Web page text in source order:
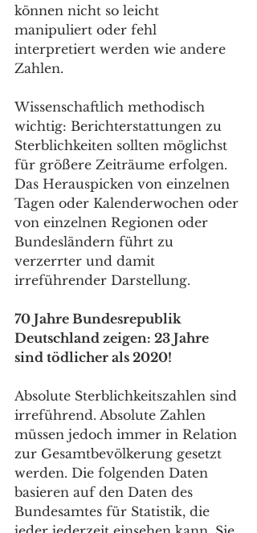
können nicht so leicht
manipuliert oder fehl
interpretiert werden wie andere
Zahlen.
Wissenschaftlich methodisch
wichtig: Berichterstattungen zu
Sterblichkeiten sollten möglichst
für größere Zeiträume erfolgen.
Das Herauspicken von einzelnen
Tagen oder Kalenderwochen oder
von einzelnen Regionen oder
Bundesländern führt zu
verzerrter und damit
irreführender Darstellung.
70 Jahre Bundesrepublik
Deutschland zeigen: 23 Jahre
sind tödlicher als 2020!
Absolute Sterblichkeitszahlen sind
irreführend. Absolute Zahlen
müssen jedoch immer in Relation
zur Gesamtbevölkerung gesetzt
werden. Die folgenden Daten
basieren auf den Daten des
Bundesamtes für Statistik, die